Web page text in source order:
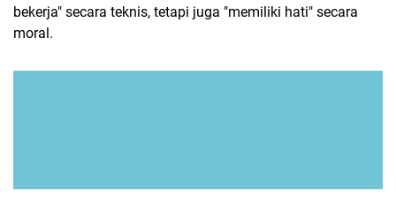
bekerja" secara teknis, tetapi juga "memiliki hati" secara
moral.